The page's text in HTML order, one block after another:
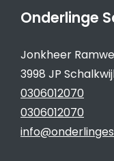
Onderlinge
Jonkheer
3998 JP
0306012070
0306012070